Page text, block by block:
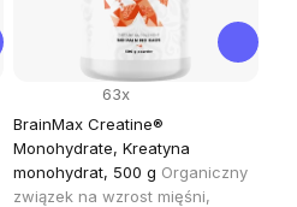
BrainMax Creatine®
Monohydrate, Kreatyna
monohydrat, 500 g Organiczny
związek na wzrost mięśni,
63x